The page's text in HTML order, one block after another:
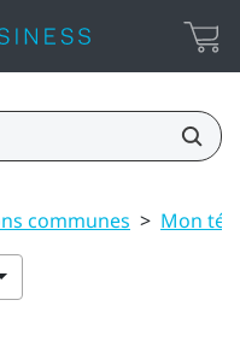
communes > Mon